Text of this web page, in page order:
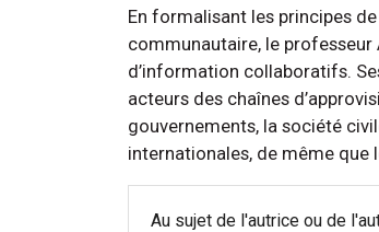
En formalisant les principes
communautaire, le professeur
d’information collaboratifs.
acteurs des chaînes
gouvernements, la société
internationales, de même que
Au sujet de l'autrice ou de